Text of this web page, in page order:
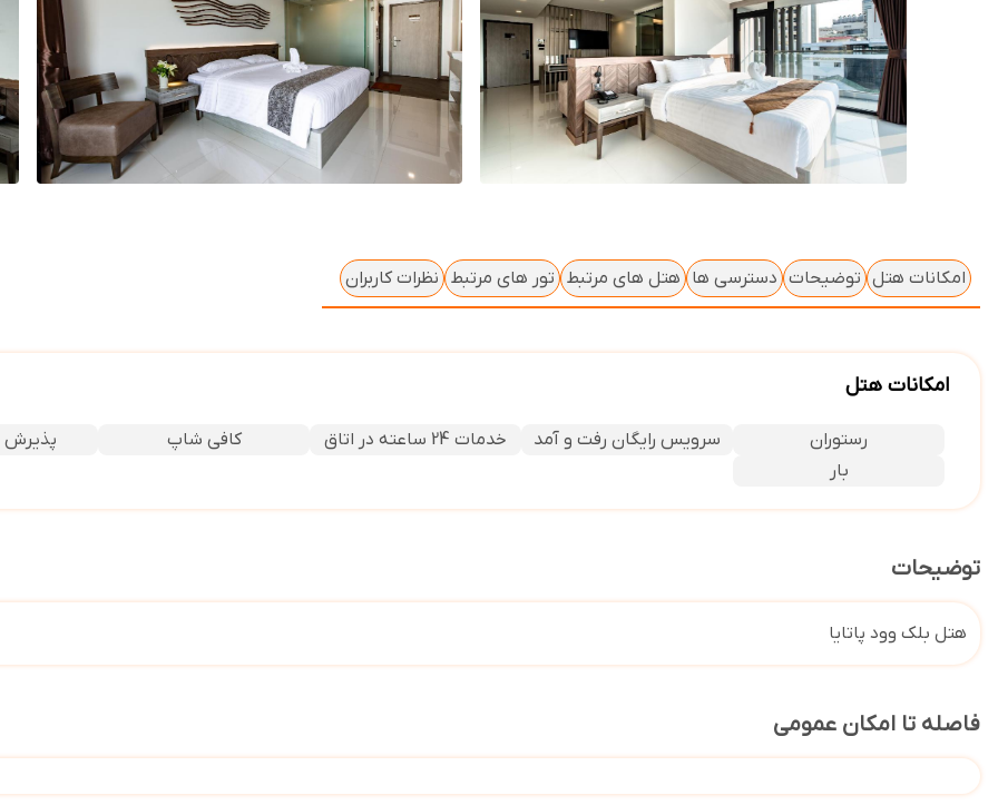
امکانات هتل توضیحات دسترسی ها هتل های مرتبط تور های مرتبط نظرات کاربران
امکانات هتل
رستوران سرویس رایگان رفت و آمد خدمات 24 ساعته در اتاق کافی شاپ
پذیرش 24 ساعته
بار
توضیحات
هتل بلک وود پاتایا
فاصله تا امکان عمومی